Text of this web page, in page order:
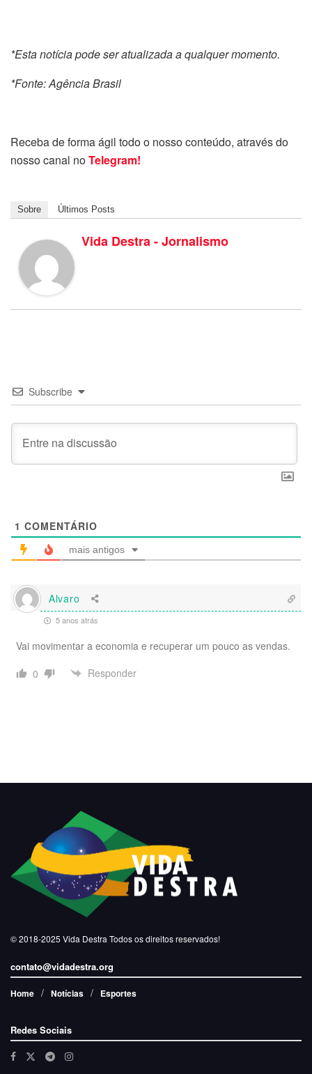
*Esta notícia pode ser atualizada a qualquer momento.
*Fonte: Agência Brasil
Receba de forma ágil todo o nosso conteúdo, através do
nosso canal noTelegram!
Sobre Últimos Posts
Vida Destra - Jornalismo
Subscribe
1 COMENTÁRIO
mais antigos
Alvaro
5 anos atrás
Vai movimentar a economia e recuperar um pouco as vendas.
0
Responder
© 2018-2025 Vida Destra Todos os direitos reservados!
contato@vidadestra.org
Home Notícias Esportes
Redes Sociais